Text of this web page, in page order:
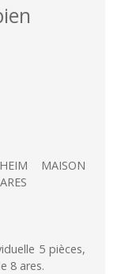
MAISON
5 pièces,
8 ares.